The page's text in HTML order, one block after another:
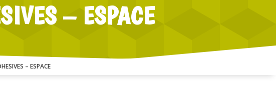
– ESPACE
– ESPACE